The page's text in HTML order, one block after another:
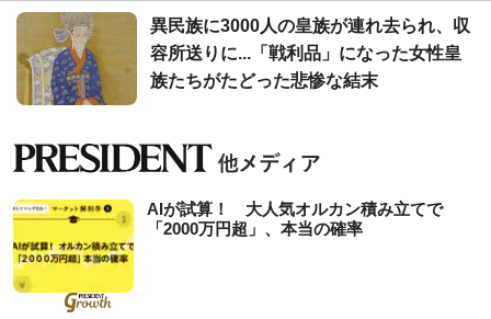
異民族に3000人の皇族が連れ去られ、収
容所送りに...「戦利品」になった女性皇
族たちがたどった悲惨な結末
AIが試算！ 大人気オルカン積み立てで
「2000万円超」、本当の確率